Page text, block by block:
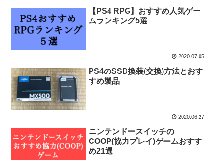
【PS4 RPG】おすすめ人気ゲー
ムランキング5選
2020.07.05
PS4のSSD換装(交換)方法とおす
すめ製品
2020.06.27
ニンテンドースイッチの
COOP(協力プレイ)ゲームおすす
め21選